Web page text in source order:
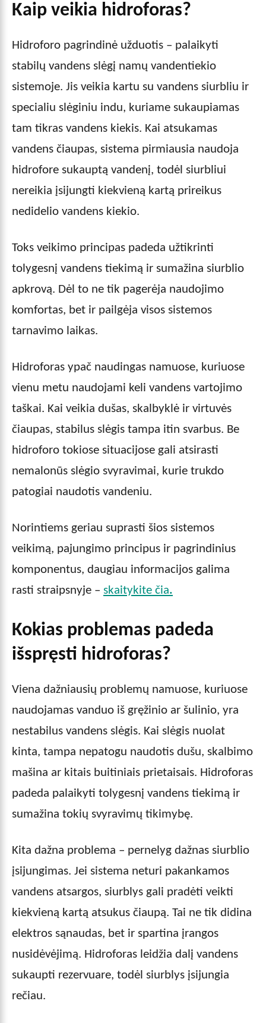
Kaip veikia hidroforas?
Hidroforo pagrindinė užduotis – palaikyti
stabilų vandens slėgį namų vandentiekio
sistemoje. Jis veikia kartu su vandens siurbliu ir
specialiu slėginiu indu, kuriame sukaupiamas
tam tikras vandens kiekis. Kai atsukamas
vandens čiaupas, sistema pirmiausia naudoja
hidrofore sukauptą vandenį, todėl siurbliui
nereikia įsijungti kiekvieną kartą prireikus
nedidelio vandens kiekio.
Toks veikimo principas padeda užtikrinti
tolygesnį vandens tiekimą ir sumažina siurblio
apkrovą. Dėl to ne tik pagerėja naudojimo
komfortas, bet ir pailgėja visos sistemos
tarnavimo laikas.
Hidroforas ypač naudingas namuose, kuriuose
vienu metu naudojami keli vandens vartojimo
taškai. Kai veikia dušas, skalbyklė ir virtuvės
čiaupas, stabilus slėgis tampa itin svarbus. Be
hidroforo tokiose situacijose gali atsirasti
nemalonūs slėgio svyravimai, kurie trukdo
patogiai naudotis vandeniu.
Norintiems geriau suprasti šios sistemos
veikimą, pajungimo principus ir pagrindinius
komponentus, daugiau informacijos galima
rasti straipsnyje – skaitykite čia.
Kokias problemas padeda
išspręsti hidroforas?
Viena dažniausių problemų namuose, kuriuose
naudojamas vanduo iš gręžinio ar šulinio, yra
nestabilus vandens slėgis. Kai slėgis nuolat
kinta, tampa nepatogu naudotis dušu, skalbimo
mašina ar kitais buitiniais prietaisais. Hidroforas
padeda palaikyti tolygesnį vandens tiekimą ir
sumažina tokių svyravimų tikimybę.
Kita dažna problema – pernelyg dažnas siurblio
įsijungimas. Jei sistema neturi pakankamos
vandens atsargos, siurblys gali pradėti veikti
kiekvieną kartą atsukus čiaupą. Tai ne tik didina
elektros sąnaudas, bet ir spartina įrangos
nusidėvėjimą. Hidroforas leidžia dalį vandens
sukaupti rezervuare, todėl siurblys įsijungia
rečiau.